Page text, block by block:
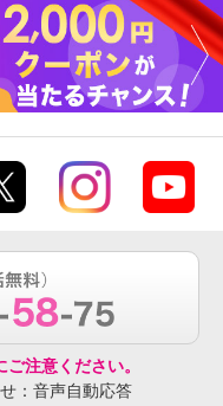
注意ください。
：音声自動応答